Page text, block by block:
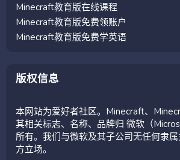
Minecraft教育版在线课程
Minecraft教育版免费领账户
Minecraft教育版免费学英语
版权信息
本网站为爱好者社区。Minecraft、
其相关标志、名称、品牌归 微软（
所有。我们与微软及其子公司无任何隶
方立场。